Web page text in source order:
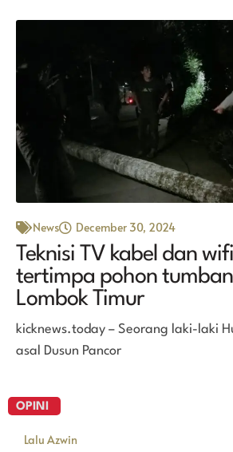
News December 30, 2024
Teknisi TV kabel dan
tertimpa pohon
Lombok Timur
kicknews.today – Seorang laki-laki
asal Dusun Pancor
OPINI
Lalu Azwin